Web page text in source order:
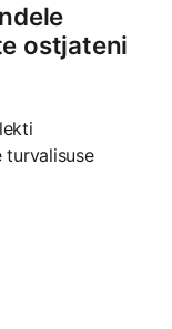
ostjateni